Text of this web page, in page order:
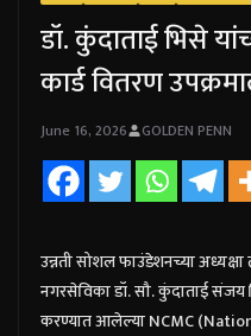
डॉ. कुंदाताई भिसे
कार्ड वितरण
June 16, 2026 GOLDEN PENN
उन्नती सोशल फाउंडेशनच्या
नगरसेविका डॉ. सौ. कुंदाताई संजय
करण्यात आलेल्या NCMC